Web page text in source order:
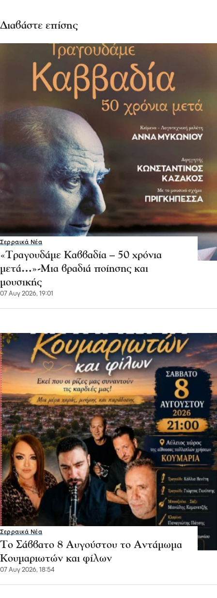
Διαβάστε επίσης
Σερραικά Νέα
«Τραγουδάμε Καββαδία – 50 χρόνια
μετά…»-Μια βραδιά ποίησης και
μουσικής
07 Αυγ 2026, 19:01
Σερραικά Νέα
Το Σάββατο 8 Αυγούστου το Αντάμωμα
Κουμαριωτών και φίλων
07 Αυγ 2026, 18:54